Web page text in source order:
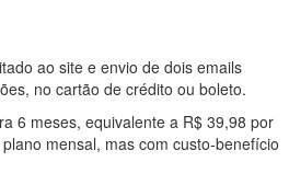
ao site e envio de dois emails
no cartão de crédito ou boleto.
6 meses, equivalente a R$ 39,98 por
mensal, mas com custo-benefício